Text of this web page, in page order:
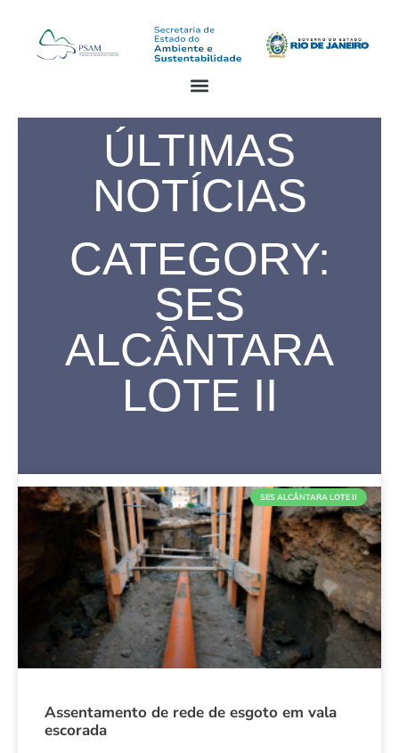
ÚLTIMAS
NOTÍCIAS
CATEGORY:
SES
ALCÂNTARA
LOTE II
SES ALCÂNTARA LOTE II
Assentamento de rede de esgoto em vala
escorada